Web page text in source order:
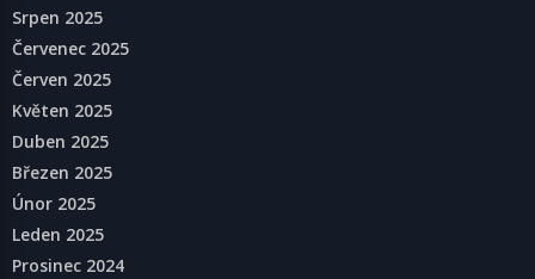
Srpen 2025
Červenec 2025
Červen 2025
Květen 2025
Duben 2025
Březen 2025
Únor 2025
Leden 2025
Prosinec 2024